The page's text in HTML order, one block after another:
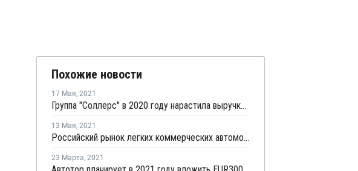
Похожие новости
17 Мая, 2021
Группа "Соллерс" в 2020 году нарастила выручку на 14%
13 Мая, 2021
Российский рынок легких коммерческих автомобилей в первом квартале остался на шестом месте в Европе
23 Марта, 2021